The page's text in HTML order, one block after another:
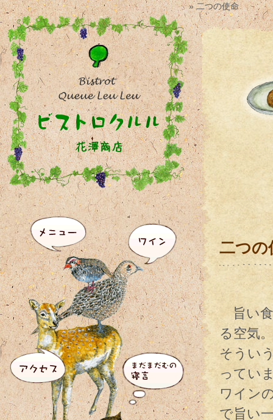
» 二つの使命
二つの
旨い食
る空気。
そうい
ってい
ワイン
で旨い